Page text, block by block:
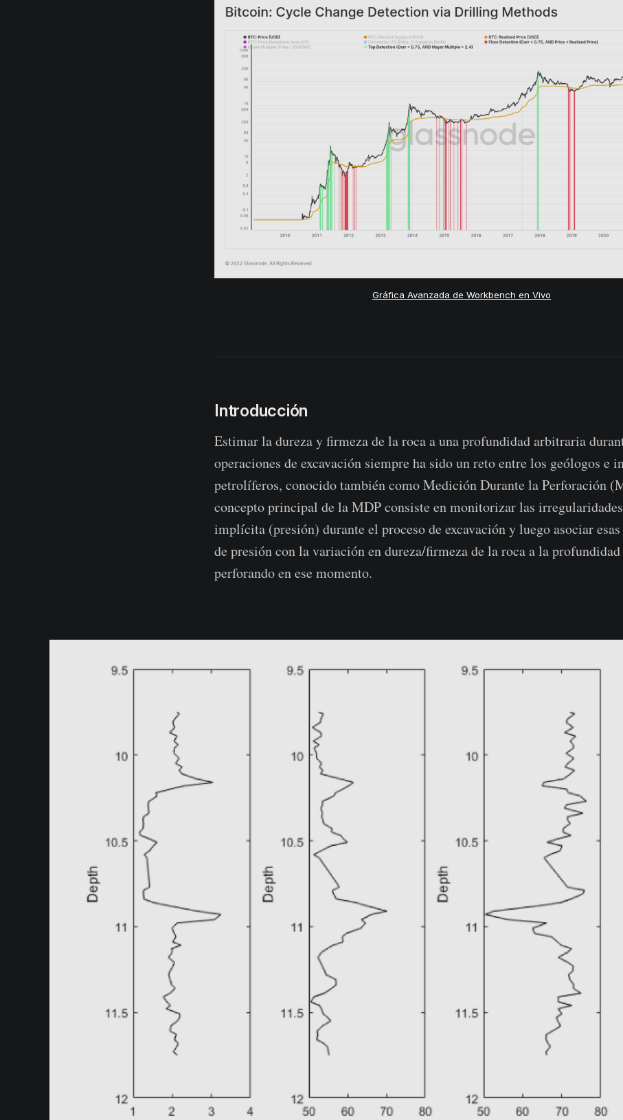
Gráfica Avanzada de Workbench en Vivo
Introducción
Estimar la dureza y firmeza de la roca a una profundidad arbitraria
operaciones de excavación siempre ha sido un reto entre los geólogos e
petrolíferos, conocido también como Medición Durante la Perforación
concepto principal de la MDP consiste en monitorizar las
implícita (presión) durante el proceso de excavación y luego asociar
de presión con la variación en dureza/firmeza de la roca a la profundidad
perforando en ese momento.